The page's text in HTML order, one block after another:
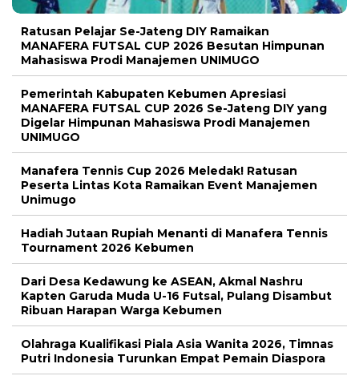
Ratusan Pelajar Se-Jateng DIY Ramaikan
MANAFERA FUTSAL CUP 2026 Besutan Himpunan
Mahasiswa Prodi Manajemen UNIMUGO
Pemerintah Kabupaten Kebumen Apresiasi
MANAFERA FUTSAL CUP 2026 Se-Jateng DIY yang
Digelar Himpunan Mahasiswa Prodi Manajemen
UNIMUGO
Manafera Tennis Cup 2026 Meledak! Ratusan
Peserta Lintas Kota Ramaikan Event Manajemen
Unimugo
Hadiah Jutaan Rupiah Menanti di Manafera Tennis
Tournament 2026 Kebumen
Dari Desa Kedawung ke ASEAN, Akmal Nashru
Kapten Garuda Muda U-16 Futsal, Pulang Disambut
Ribuan Harapan Warga Kebumen
Olahraga Kualifikasi Piala Asia Wanita 2026, Timnas
Putri Indonesia Turunkan Empat Pemain Diaspora